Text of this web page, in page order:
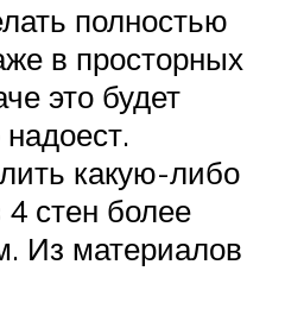
полностью
в просторных
это будет
какую-либо
стен более
Из материалов